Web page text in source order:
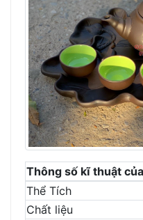
Thông số kĩ thuật
Thể Tích
Chất liệu